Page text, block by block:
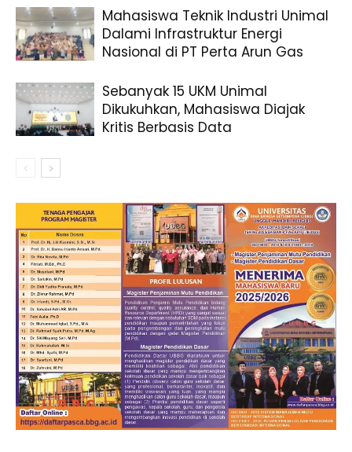
Mahasiswa Teknik Industri Unimal
Dalami Infrastruktur Energi
Nasional di PT Perta Arun Gas
Sebanyak 15 UKM Unimal
Dikukuhkan, Mahasiswa Diajak
Kritis Berbasis Data